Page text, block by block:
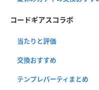
コードギアスコラボ
当たりと評価
交換おすすめ
テンプレパーティまとめ